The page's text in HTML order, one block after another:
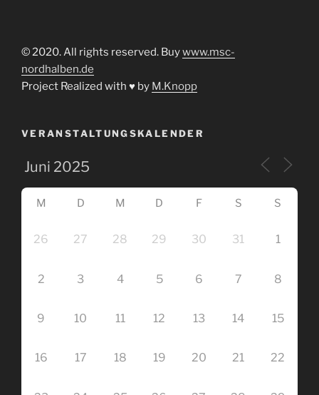
© 2020. All rights reserved. Buywww.msc-
nordhalben.de
Project Realized with ♥ by M.Knopp
VERANSTALTUNGSKALENDER
M D M D F S S
26 27 28 29 30 31 1
2 3 4 5 6 7 8
9 10 11 12 13 14 15
16 17 18 19 20 21 22